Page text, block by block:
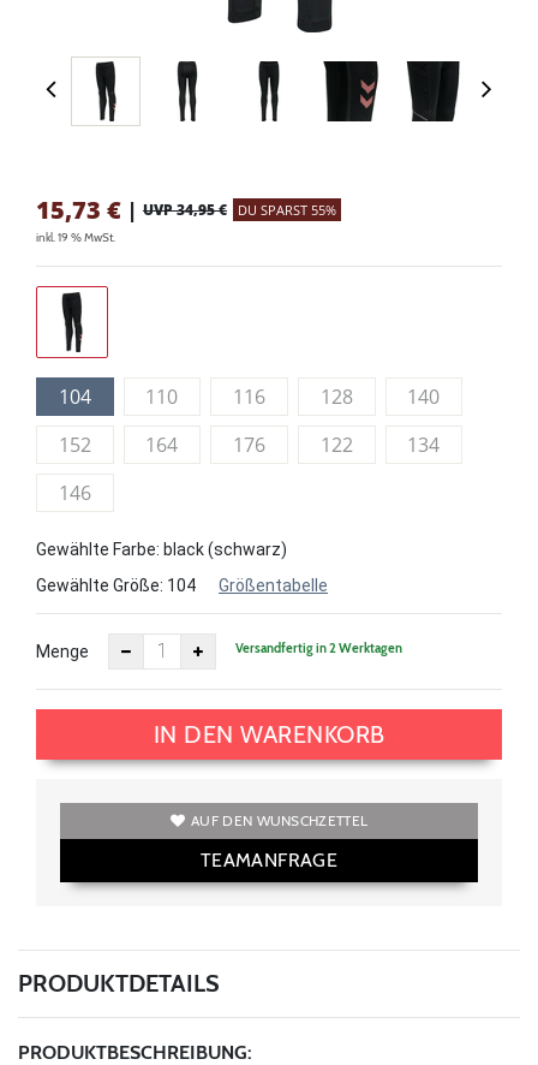
15,73 € | UVP 34,95 € DU SPARST 55%
inkl. 19 % MwSt.
104 110 116 128
140
152
164 176 122
134
146
Gewählte Farbe: black (schwarz)
Gewählte Größe: 104 Größentabelle
Menge Versandfertig in 2 Werktagen
IN DEN WARENKORB
AUF DEN WUNSCHZETTEL
TEAMANFRAGE
PRODUKTDETAILS
PRODUKTBESCHREIBUNG: